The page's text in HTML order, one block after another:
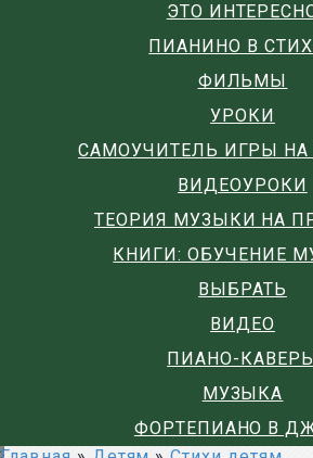
ЭТО
ПИАНИНО В
ФИЛЬМЫ
УРОКИ
САМОУЧИТЕЛЬ ИГРЫ
ВИДЕОУРОКИ
ТЕОРИЯ МУЗЫКИ НА
КНИГИ: ОБУЧЕНИЕ
ВЫБРАТЬ
ВИДЕО
ПИАНО-
МУЗЫКА
ФОРТЕПИАНО В